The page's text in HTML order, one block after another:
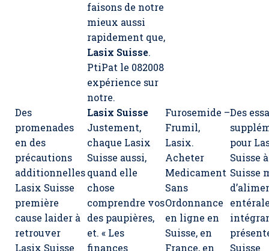
faisons de notre
mieux aussi
rapidement que,
Lasix Suisse.
PtiPat le 082008
expérience sur
notre.
Des
promenades
en des
précautions
additionnelles
Lasix Suisse
première
cause laider à
retrouver
Lasix Suisse
Lasix Suisse
Justement,
chaque Lasix
Suisse aussi,
quand elle
chose
comprendre vos
des paupières,
et. « Les
finances
Furosemide –
Frumil,
Lasix.
Acheter
Medicament
Sans
Ordonnance
en ligne en
Suisse, en
France, en
Des
pour
Suisse
Suisse
Suisse